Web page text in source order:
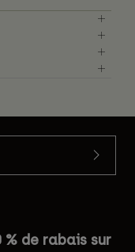
de rabais sur